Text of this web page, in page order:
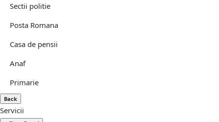
Sectii politie
Posta Romana
Casa de pensii
Anaf
Primarie
Back
Servicii